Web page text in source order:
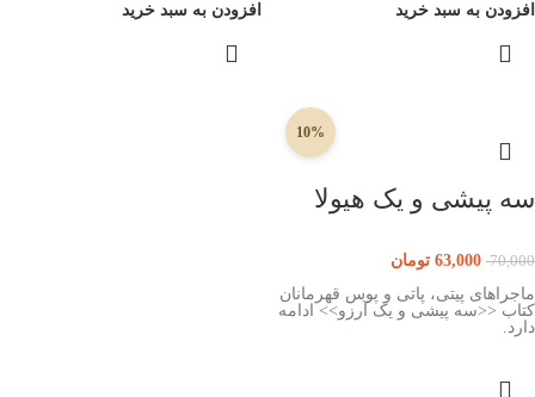
افزودن به سبد خرید افزودن به سبد خرید
10%
سه پیشی و یک هیولا
70,000
63,000 تومان
ماجراهای پیتی، پاتی و پوس قهرمانان
کتاب <<سه پیشی و یک آرزو>> ادامه
دارد.